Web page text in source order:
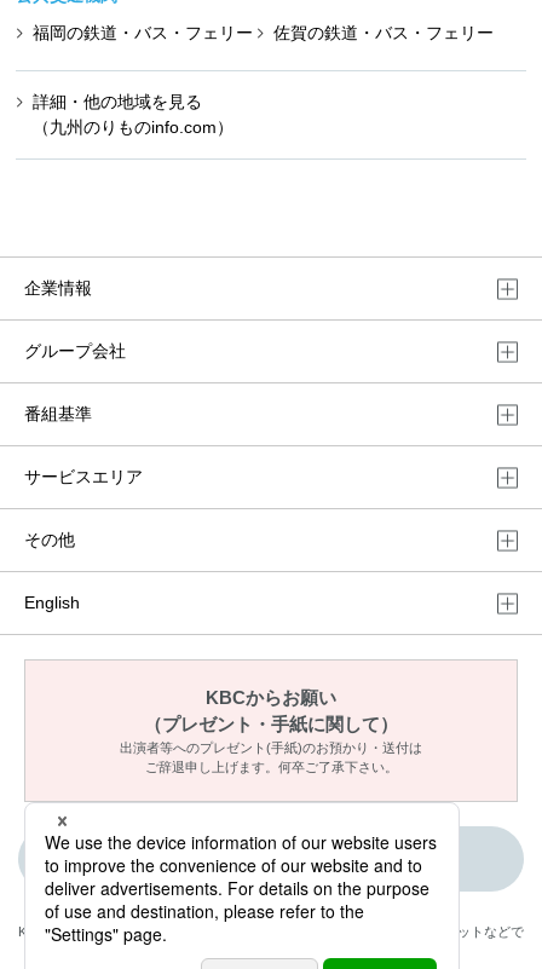
福岡の鉄道・バス・フェリー
佐賀の鉄道・バス・フェリー
詳細・他の地域を見る
（九州のりものinfo.com）
企業情報
グループ会社
番組基準
サービスエリア
その他
English
KBCからお願い
（プレゼント・手紙に関して）
出演者等へのプレゼント(手紙)のお預かり・送付は
ご辞退申し上げます。何卒ご了承下さい。
ご意見・メッセージ
KBCが取材・撮影した情報・映像は国内外のテレビ・ラジオ・インターネットなどで